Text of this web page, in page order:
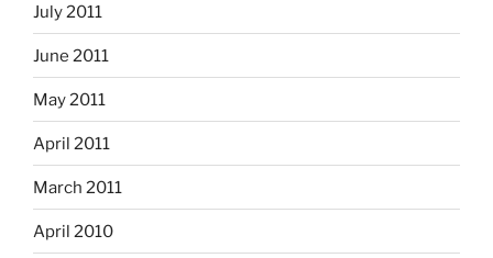
July 2011
June 2011
May 2011
April 2011
March 2011
April 2010